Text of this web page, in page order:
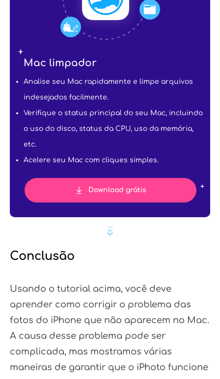
Mac limpador
Analise seu Mac rapidamente e limpe arquivos
indesejados facilmente.
Verifique o status principal do seu Mac, incluindo
o uso do disco, status da CPU, uso da memória,
etc.
Acelere seu Mac com cliques simples.
Download grátis
Conclusão
Usando o tutorial acima, você deve
aprender como corrigir o problema das
fotos do iPhone que não aparecem no Mac.
A causa desse problema pode ser
complicada, mas mostramos várias
maneiras de garantir que o iPhoto funcione